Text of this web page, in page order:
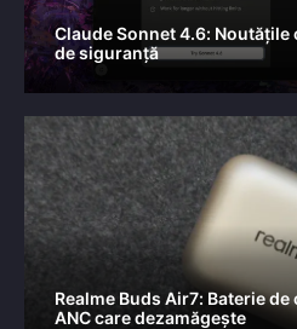
Claude Sonnet 4.6: Noutățile
de siguranță
Realme Buds Air7: Baterie
ANC care dezamăgește